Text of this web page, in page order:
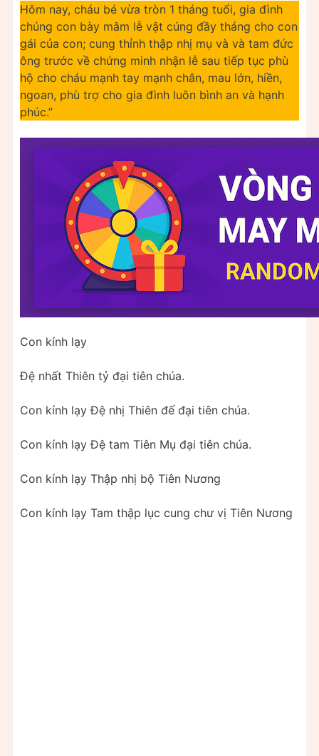
Hôm nay, cháu bé vừa tròn 1 tháng tuổi, gia đình
chúng con bày mâm lễ vật cúng đầy tháng cho con
gái của con; cung thỉnh thập nhị mụ và và tam đức
ông trước về chứng minh nhận lễ sau tiếp tục phù
hộ cho cháu mạnh tay mạnh chân, mau lớn, hiền,
ngoan, phù trợ cho gia đình luôn bình an và hạnh
phúc.”
Con kính lạy
Đệ nhất Thiên tỷ đại tiên chúa.
Con kính lạy Đệ nhị Thiên đế đại tiên chúa.
Con kính lạy Đệ tam Tiên Mụ đại tiên chúa.
Con kính lạy Thập nhị bộ Tiên Nương
Con kính lạy Tam thập lục cung chư vị Tiên Nương